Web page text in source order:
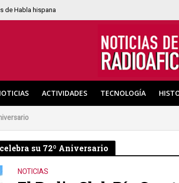
de Habla hispana
ACTIVIDADES TECNOLOGÍA
su 72º Aniversario
NOTICIAS